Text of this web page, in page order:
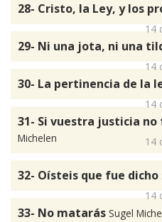
28- Cristo, la Ley, y los
14
29- Ni una jota, ni una
14
30- La pertinencia de la
14
31- Si vuestra justicia
Michelen
14
32- Oísteis que fue dicho
14
33- No matarás Sugel